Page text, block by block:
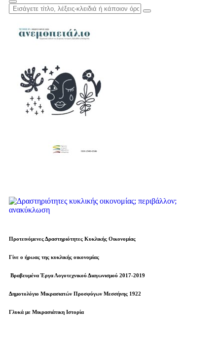
Προτεινόμενες Δραστηριότητες Κυκλικής Οικονομίας
Γίνε ο ήρωας της κυκλικής οικονομίας
Βραβευµένα Έργα Λογοτεχνικού Διαγωνισμού 2017-2019
Δημοτολόγιο Μικρασιατών Προσφύγων Μεσσήνης 1922
Γλυκά με Μικρασιάτικη Ιστορία